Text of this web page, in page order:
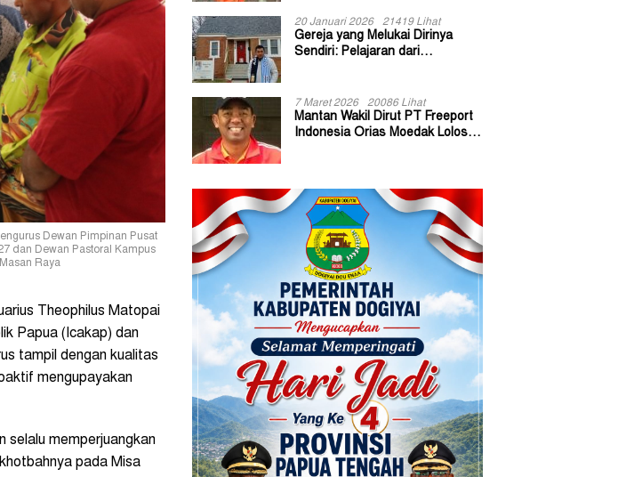
Dewan Pimpinan Pusat
dan Dewan Pastoral Kampus
Raya
Theophilus Matopai
Papua (Icakap) dan
tampil dengan kualitas
mengupayakan
selalu memperjuangkan
pada Misa
20 Januari 2026 21419 Lihat
Gereja yang Melukai Dirinya
Sendiri: Pelajaran dari
7 Maret 2026 20086 Lihat
Mantan Wakil Dirut PT Freeport
Indonesia Orias Moedak Lolos